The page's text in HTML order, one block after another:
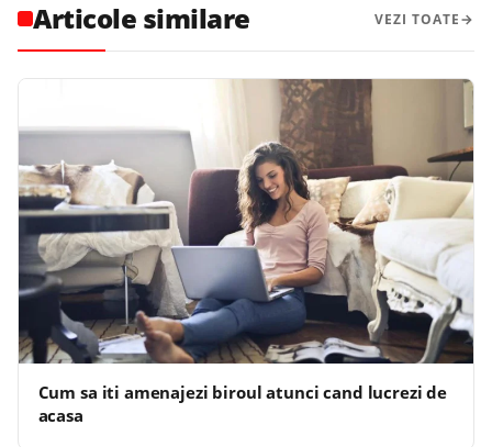
Articole similare VEZI TOATE
Cum sa iti amenajezi biroul atunci cand lucrezi de
acasa